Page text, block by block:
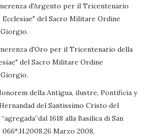
d'Argento per il Tricentenario
del Sacro Militare Ordine
d'Oro per il Tricentenario della
del Sacro Militare Ordine
della Antigua, ilustre, Pontificia y
del Santissimo Cristo del
1618 alla Basilica di San
Marzo 2008.